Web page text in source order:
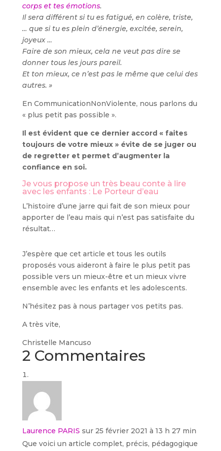
corps et tes émotions.
Il sera différent si tu es fatigué, en colère, triste,
… que si tu es plein d’énergie, excitée, serein,
joyeux …
Faire de son mieux, cela ne veut pas dire se
donner tous les jours pareil.
Et ton mieux, ce n’est pas le même que celui des
autres. »
En CommunicationNonViolente, nous parlons du
« plus petit pas possible ».
Il est évident que ce dernier accord « faites
toujours de votre mieux » évite de se juger ou
de regretter et permet d’augmenter la
confiance en soi.
Je vous propose un très beau conte à lire
avec les enfants : Le Porteur d’eau
L’histoire d’une jarre qui fait de son mieux pour
apporter de l’eau mais qui n’est pas satisfaite du
résultat…
J’espère que cet article et tous les outils
proposés vous aideront à faire le plus petit pas
possible vers un mieux-être et un mieux vivre
ensemble avec les enfants et les adolescents.
N’hésitez pas à nous partager vos petits pas.
A très vite,
Christelle Mancuso
2 Commentaires
Laurence PARIS sur 25 février 2021 à 13 h 27 min
Que voici un article complet, précis, pédagogique